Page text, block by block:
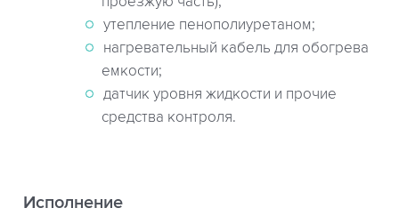
утепление пенополиуретаном;
нагревательный кабель для обогрева
емкости;
датчик уровня жидкости и прочие
средства контроля.
Исполнение